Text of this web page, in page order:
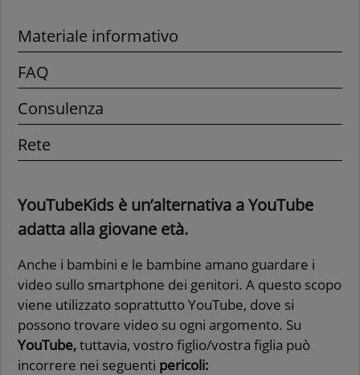
Materiale informativo
FAQ
Consulenza
Rete
YouTubeKids è un’alternativa a YouTube
adatta alla giovane età.
Anche i bambini e le bambine amano guardare i
video sullo smartphone dei genitori. A questo scopo
viene utilizzato soprattutto YouTube, dove si
possono trovare video su ogni argomento. Su
YouTube,tuttavia, vostro figlio/vostra figlia può
incorrere nei seguenti pericoli: